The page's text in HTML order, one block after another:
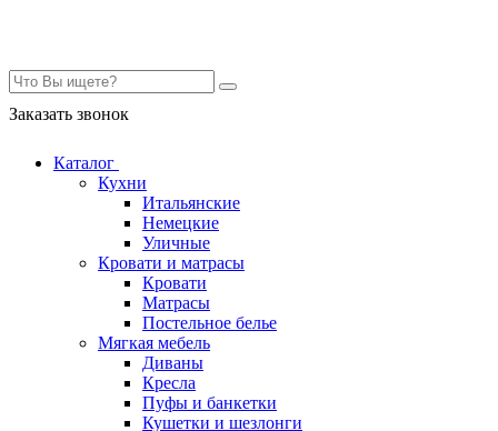
Заказать звонок
Каталог
Кухни
Итальянские
Немецкие
Уличные
Кровати и матрасы
Кровати
Матрасы
Постельное белье
Мягкая мебель
Диваны
Кресла
Пуфы и банкетки
Кушетки и шезлонги